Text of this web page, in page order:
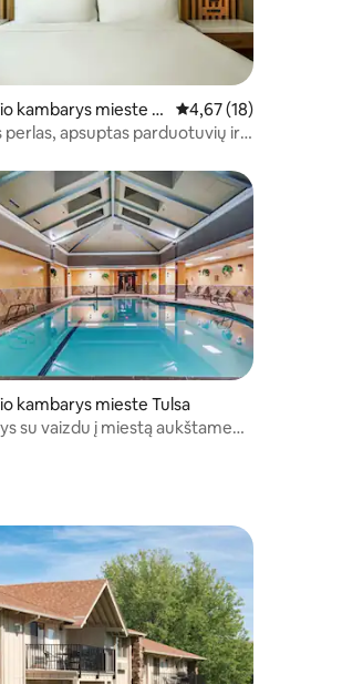
kambarys mieste O
City
Vidutinis įvertinimas:
4,67 (18)
perlas, apsuptas parduotuvių ir
4,83 iš 5, atsiliepimų: 6
kambarys mieste Tulsa
su vaizdu į miestą aukštame